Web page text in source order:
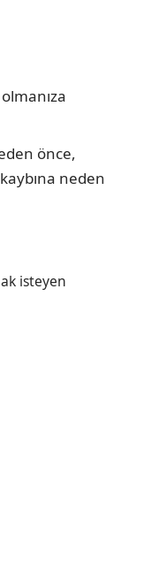
önce,
neden
isteyen